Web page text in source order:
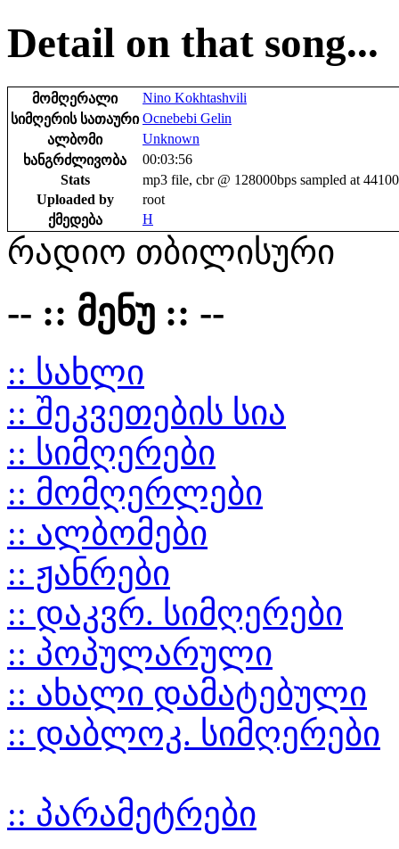
Detail on that song...
მომღერალი
Nino Kokhtashvili
სიმღერის სათაური Ocnebebi Gelin
ალბომი
Unknown
ხანგრძლივობა
00:03:56
Stats
mp3 file, cbr @ 128000bps sampled at
Uploaded by
root
ქმედება
H
რადიო თბილისური
-- :: მენუ :: --
:: სახლი
:: შეკვეთების სია
:: სიმღერები
:: მომღერლები
:: ალბომები
:: ჟანრები
:: დაკვრ. სიმღერები
:: პოპულარული
:: ახალი დამატებული
:: დაბლოკ. სიმღერები
:: პარამეტრები